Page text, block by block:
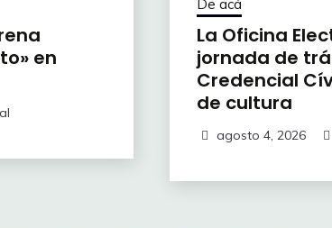
en
De acá
La Oficina
jornada de
Credencial
de cultura
agosto 4, 2026